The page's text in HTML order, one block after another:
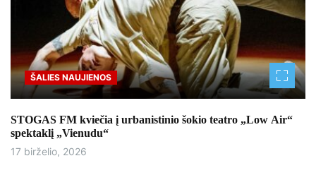
ŠALIES NAUJIENOS
STOGAS FM kviečia į urbanistinio šokio teatro „Low Air“
spektaklį „Vienudu“
17 birželio, 2026